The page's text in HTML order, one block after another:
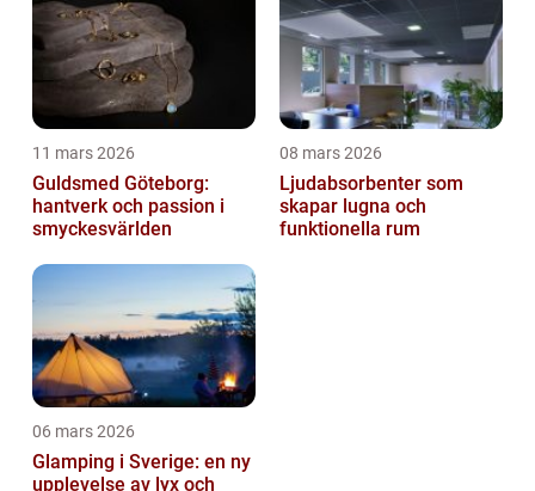
11 mars 2026
Guldsmed Göteborg:
hantverk och passion i
smyckesvärlden
08 mars 2026
Ljudabsorbenter som
skapar lugna och
funktionella rum
06 mars 2026
Glamping i Sverige: en ny
upplevelse av lyx och